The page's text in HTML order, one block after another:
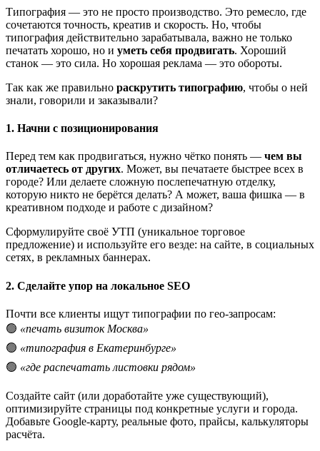
Типография — это не просто производство. Это ремесло, где
сочетаются точность, креатив и скорость. Но, чтобы
типография действительно зарабатывала, важно не только
печатать хорошо, но и уметь себя продвигать. Хороший
станок — это сила. Но хорошая реклама — это обороты.
Так как же правильно раскрутить типографию, чтобы о ней
знали, говорили и заказывали?
1. Начни с позиционирования
Перед тем как продвигаться, нужно чётко понять — чем вы
отличаетесь от других. Может, вы печатаете быстрее всех в
городе? Или делаете сложную послепечатную отделку,
которую никто не берётся делать? А может, ваша фишка — в
креативном подходе и работе с дизайном?
Сформулируйте своё УТП (уникальное торговое
предложение) и используйте его везде: на сайте, в социальных
сетях, в рекламных баннерах.
2. Сделайте упор на локальное SEO
Почти все клиенты ищут типографии по гео-запросам:
🟢 «печать визиток Москва»
🟢 «типография в Екатеринбурге»
🟢 «где распечатать листовки рядом»
Создайте сайт (или доработайте уже существующий),
оптимизируйте страницы под конкретные услуги и города.
Добавьте Google-карту, реальные фото, прайсы, калькуляторы
расчёта.